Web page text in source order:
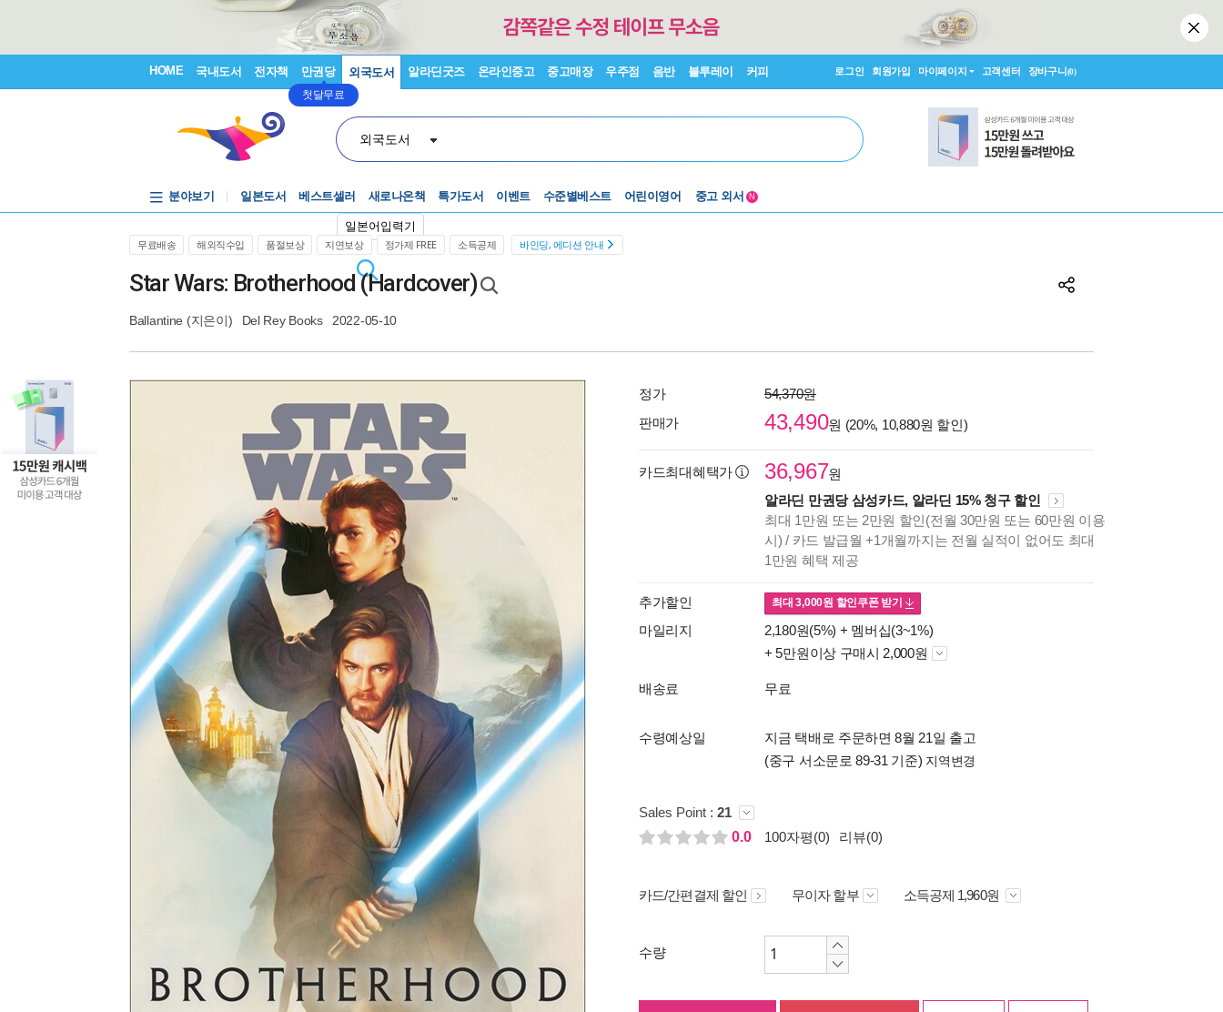
HOME 국내도서 전자책 만권당
첫달무료
외국도서 알라딘굿즈 온라인중고 중고매장 우주점 음반 블루레이 커피 로그인 회원가입 마이페이지 고객센터 장바구니(0)
외국도서
일본어입력기
분야보기 일본도서 베스트셀러 새로나온책 특가도서 이벤트
수준별베스트
수준별베스트
어린이영어
중고 외서
N
무료배송 해외직수입 품절보상 지연보상 정가제 FREE 소득공제 바인딩, 에디션 안내
Star Wars: Brotherhood (Hardcover)
Ballantine (지은이) Del Rey Books 2022-05-10
정가
54,370원
판매가
43,490원 (20%, 10,880원 할인)
카드최대혜택가 36,967원
알라딘 만권당 삼성카드, 알라딘 15% 청구 할인
최대 1만원 또는 2만원 할인(전월 30만원 또는 60만원 이용
시) / 카드 발급월 +1개월까지는 전월 실적이 없어도 최대
1만원 혜택 제공
추가할인 최대3,000원 할인쿠폰 받기
마일리지 2,180원(5%) + 멤버십(3~1%)
+ 5만원이상 구매시 2,000원
배송료 무료
수령예상일
지금 택배로 주문하면 8월 21일 출고
(중구 서소문로 89-31 기준) 지역변경
Sales Point : 21
0.0
100자평(0) 리뷰(0)
카드/간편결제 할인 무이자 할부 소득공제 1,960원
수량